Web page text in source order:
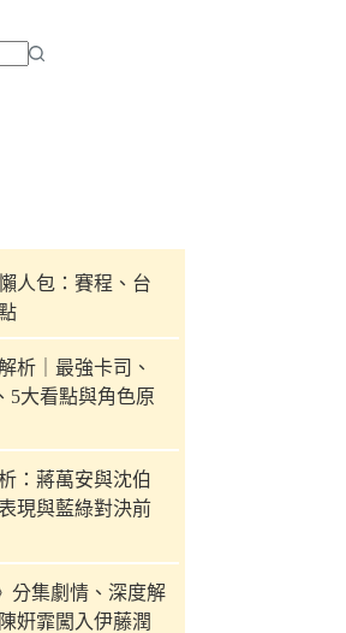
人包：賽程、台
析｜最強卡司、
5大看點與角色原
：蔣萬安與沈伯
現與藍綠對決前
分集劇情、深度解
姸霏闖入伊藤潤